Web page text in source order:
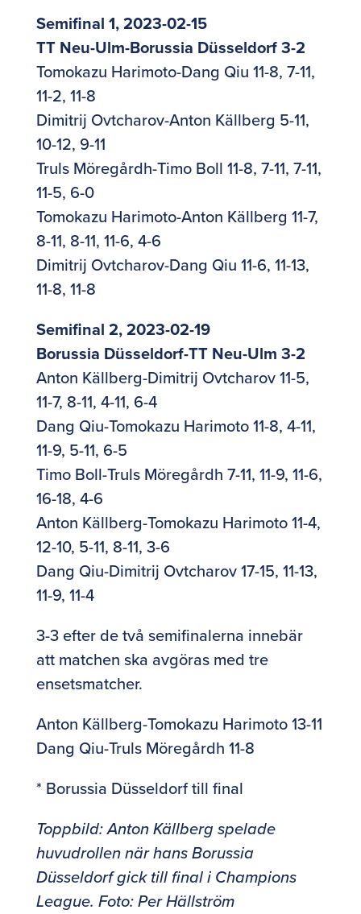
Semifinal 1, 2023-02-15
TT Neu-Ulm-Borussia Düsseldorf 3-2
Tomokazu Harimoto-Dang Qiu 11-8, 7-11,
11-2, 11-8
Dimitrij Ovtcharov-Anton Källberg 5-11,
10-12, 9-11
Truls Möregårdh-Timo Boll 11-8, 7-11, 7-11,
11-5, 6-0
Tomokazu Harimoto-Anton Källberg 11-7,
8-11, 8-11, 11-6, 4-6
Dimitrij Ovtcharov-Dang Qiu 11-6, 11-13,
11-8, 11-8
Semifinal 2, 2023-02-19
Borussia Düsseldorf-TT Neu-Ulm 3-2
Anton Källberg-Dimitrij Ovtcharov 11-5,
11-7, 8-11, 4-11, 6-4
Dang Qiu-Tomokazu Harimoto 11-8, 4-11,
11-9, 5-11, 6-5
Timo Boll-Truls Möregårdh 7-11, 11-9, 11-6,
16-18, 4-6
Anton Källberg-Tomokazu Harimoto 11-4,
12-10, 5-11, 8-11, 3-6
Dang Qiu-Dimitrij Ovtcharov 17-15, 11-13,
11-9, 11-4
3-3 efter de två semifinalerna innebär
att matchen ska avgöras med tre
ensetsmatcher.
Anton Källberg-Tomokazu Harimoto 13-11
Dang Qiu-Truls Möregårdh 11-8
* Borussia Düsseldorf till final
Toppbild: Anton Källberg spelade
huvudrollen när hans Borussia
Düsseldorf gick till final i Champions
League. Foto: Per Hällström